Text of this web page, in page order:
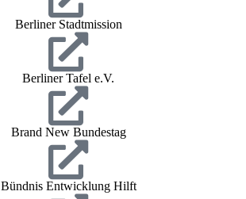
Berliner Stadtmission
Berliner Tafel e.V.
Brand New Bundestag
Bündnis Entwicklung Hilft